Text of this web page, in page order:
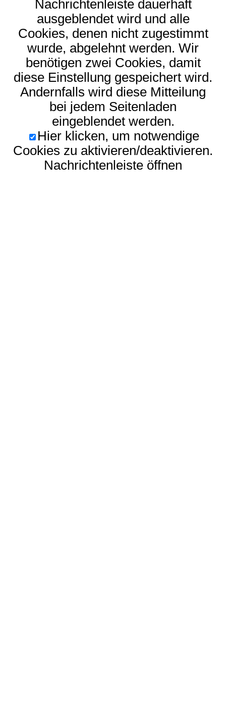
Nachrichtenleiste dauerhaft
ausgeblendet wird und alle
Cookies, denen nicht zugestimmt
wurde, abgelehnt werden. Wir
benötigen zwei Cookies, damit
diese Einstellung gespeichert wird.
Andernfalls wird diese Mitteilung
bei jedem Seitenladen
eingeblendet werden.
Hier klicken, um notwendige
Cookies zu aktivieren/deaktivieren.
Nachrichtenleiste öffnen